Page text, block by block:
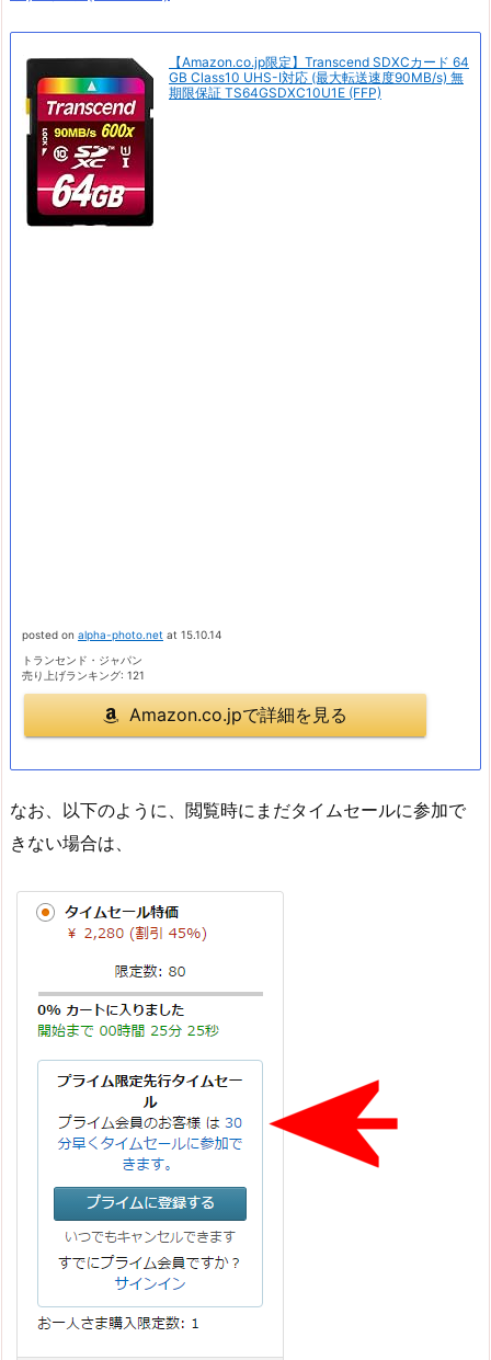
【Amazon.co.jp限定】Transcend SDXCカード 64
GB Class10 UHS-I対応 (最大転送速度90MB/s) 無
期限保証 TS64GSDXC10U1E (FFP)
posted on alpha-photo.net at 15.10.14
トランセンド・ジャパン
売り上げランキング: 121
Amazon.co.jpで詳細を見る
なお、以下のように、閲覧時にまだタイムセールに参加で
きない場合は、